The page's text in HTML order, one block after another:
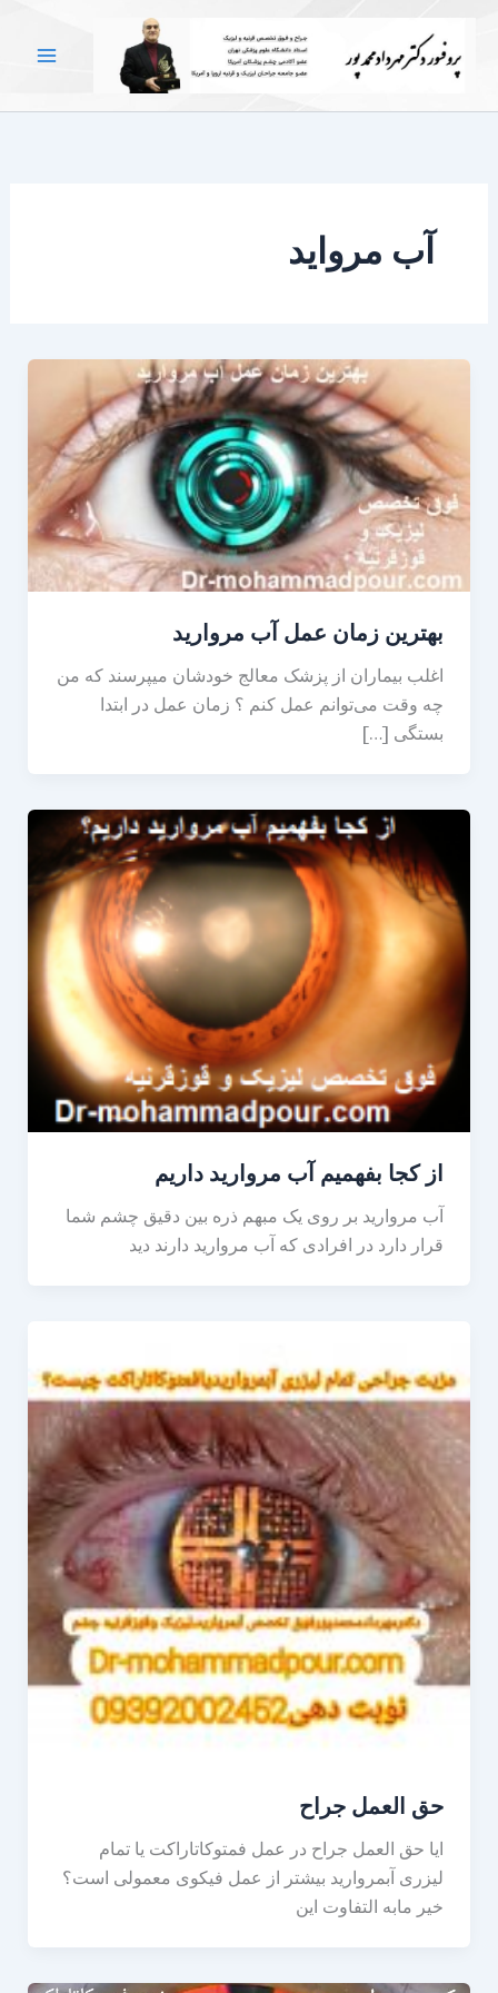
محتوا
آب مرواید
بهترین زمان عمل آب مروارید
اغلب بیماران از پزشک معالج خودشان میپرسند که من
چه وقت می‌توانم عمل کنم ؟ زمان عمل در ابتدا
بستگی […]
از کجا بفهمیم آب مروارید داريم
آب مروارید بر روی یک مبهم ذره بین دقیق چشم شما
قرار دارد در افرادی که آب مروارید دارند دید
حق العمل جراح
ایا حق العمل جراح در عمل فمتوکاتاراکت یا تمام
لیزری آبمروارید بیشتر از عمل فیکوی معمولی است؟
خیر مابه التفاوت این